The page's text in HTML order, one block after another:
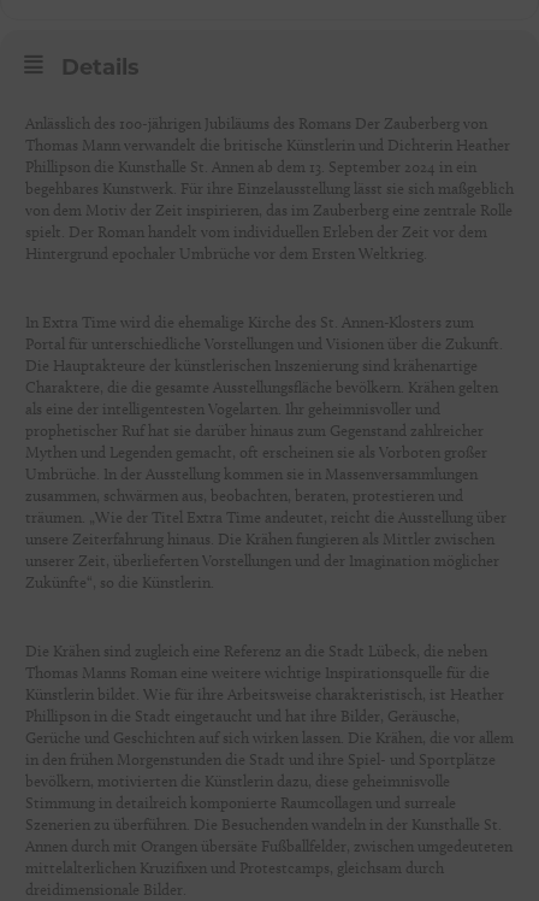
Details
Anlässlich des 100-jährigen Jubiläums des Romans Der Zauberberg von
Thomas Mann verwandelt die britische Künstlerin und Dichterin Heather
Phillipson die Kunsthalle St. Annen ab dem 13. September 2024 in ein
begehbares Kunstwerk. Für ihre Einzelausstellung lässt sie sich maßgeblich
von dem Motiv der Zeit inspirieren, das im Zauberberg eine zentrale Rolle
spielt. Der Roman handelt vom individuellen Erleben der Zeit vor dem
Hintergrund epochaler Umbrüche vor dem Ersten Weltkrieg.
In Extra Time wird die ehemalige Kirche des St. Annen-Klosters zum
Portal für unterschiedliche Vorstellungen und Visionen über die Zukunft.
Die Hauptakteure der künstlerischen Inszenierung sind krähenartige
Charaktere, die die gesamte Ausstellungsfläche bevölkern. Krähen gelten
als eine der intelligentesten Vogelarten. Ihr geheimnisvoller und
prophetischer Ruf hat sie darüber hinaus zum Gegenstand zahlreicher
Mythen und Legenden gemacht, oft erscheinen sie als Vorboten großer
Umbrüche. In der Ausstellung kommen sie in Massenversammlungen
zusammen, schwärmen aus, beobachten, beraten, protestieren und
träumen. „Wie der Titel Extra Time andeutet, reicht die Ausstellung über
unsere Zeiterfahrung hinaus. Die Krähen fungieren als Mittler zwischen
unserer Zeit, überlieferten Vorstellungen und der Imagination möglicher
Zukünfte“, so die Künstlerin.
Die Krähen sind zugleich eine Referenz an die Stadt Lübeck, die neben
Thomas Manns Roman eine weitere wichtige Inspirationsquelle für die
Künstlerin bildet. Wie für ihre Arbeitsweise charakteristisch, ist Heather
Phillipson in die Stadt eingetaucht und hat ihre Bilder, Geräusche,
Gerüche und Geschichten auf sich wirken lassen. Die Krähen, die vor allem
in den frühen Morgenstunden die Stadt und ihre Spiel- und Sportplätze
bevölkern, motivierten die Künstlerin dazu, diese geheimnisvolle
Stimmung in detailreich komponierte Raumcollagen und surreale
Szenerien zu überführen. Die Besuchenden wandeln in der Kunsthalle St.
Annen durch mit Orangen übersäte Fußballfelder, zwischen umgedeuteten
mittelalterlichen Kruzifixen und Protestcamps, gleichsam durch
dreidimensionale Bilder.